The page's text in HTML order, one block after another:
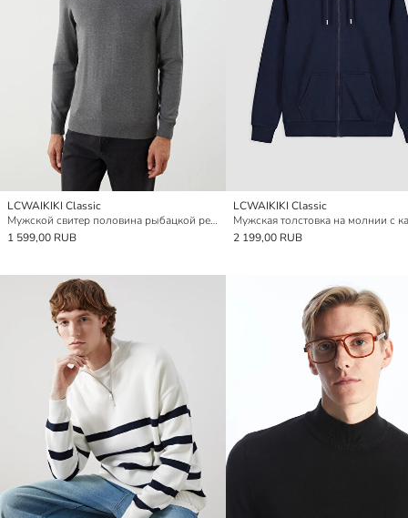
LCWAIKIKI Classic
Мужской свитер половина рыбацкой резинки трикотаж
1 599,00 RUB
LCWAIKIKI Classic
2 199,00 RUB